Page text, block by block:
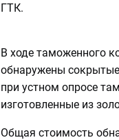
ГТК.
В ходе таможенного
обнаружены
при устном опросе
изготовленные из
Общая стоимость